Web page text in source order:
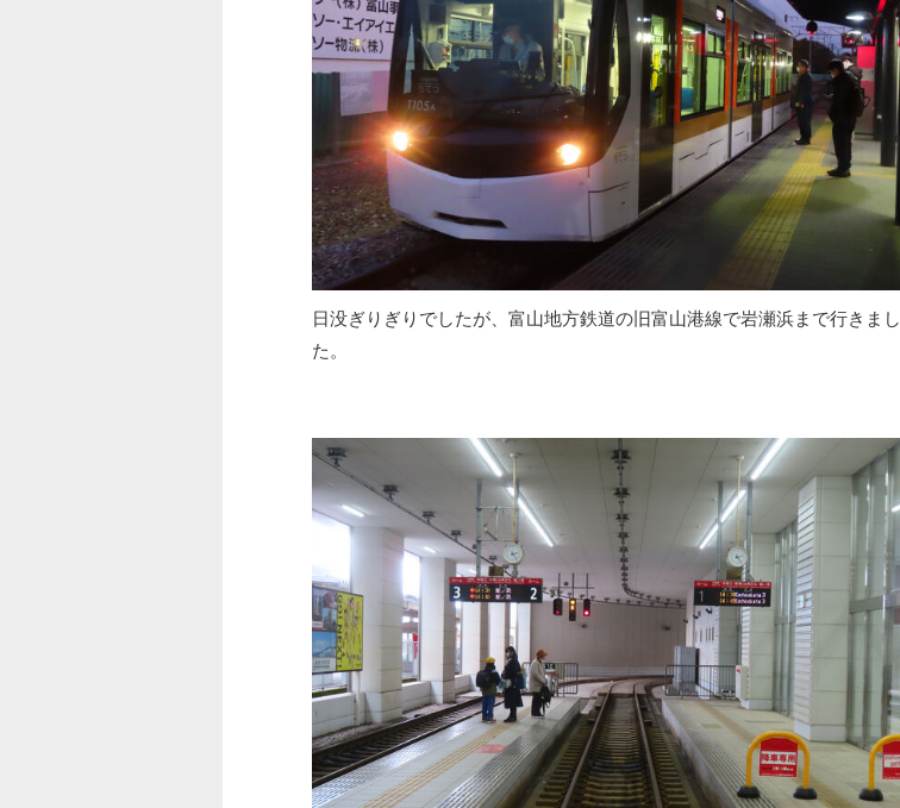
日没ぎりぎりでしたが、富山地方鉄道の旧富山港線で岩瀬浜まで行きまし
た。